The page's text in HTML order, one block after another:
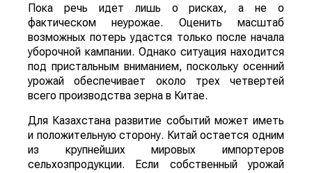
Пока речь идет лишь о рисках, а не о
фактическом неурожае. Оценить масштаб
возможных потерь удастся только после начала
уборочной кампании. Однако ситуация находится
под пристальным вниманием, поскольку осенний
урожай обеспечивает около трех четвертей
всего производства зерна в Китае.
Для Казахстана развитие событий может иметь
и положительную сторону. Китай остается одним
из крупнейших мировых импортеров
сельхозпродукции. Если собственный урожай